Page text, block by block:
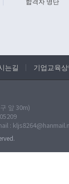
는길 기업교육
앞 30m)
: